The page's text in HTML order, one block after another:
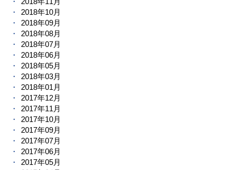
2018年10月
2018年09月
2018年08月
2018年07月
2018年06月
2018年05月
2018年03月
2018年01月
2017年12月
2017年11月
2017年10月
2017年09月
2017年07月
2017年06月
2017年05月